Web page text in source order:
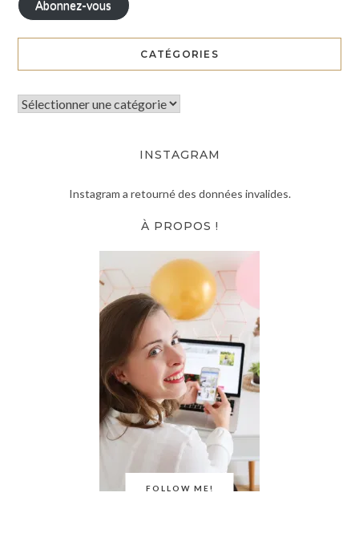
Abonnez-vous
CATÉGORIES
INSTAGRAM
Instagram a retourné des données invalides.
FOLLOW ME!
À PROPOS !